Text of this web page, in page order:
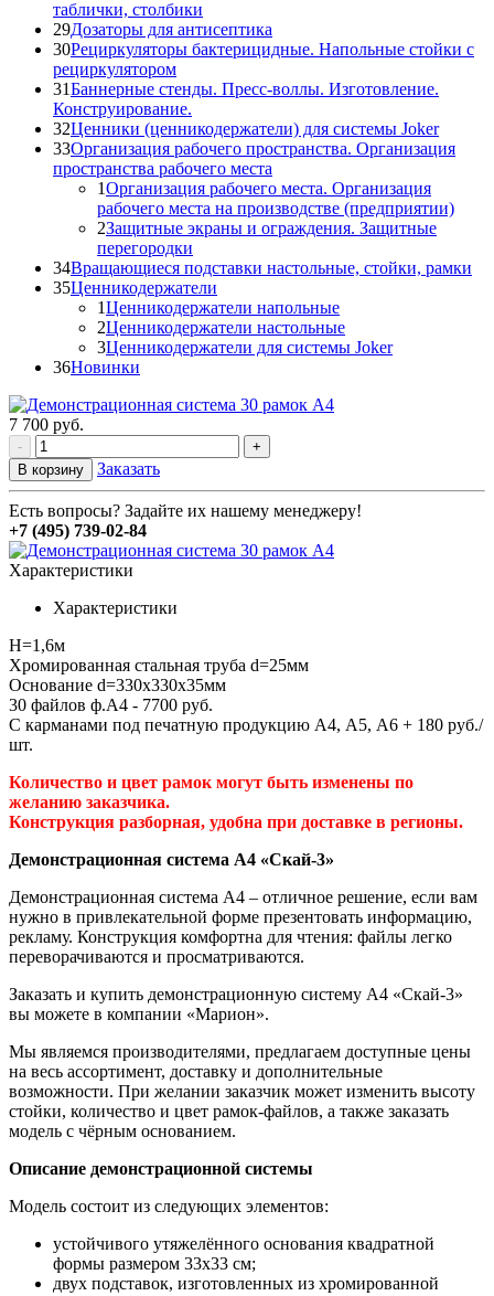
таблички, столбики
29Дозаторы для антисептика
30Рециркуляторы бактерицидные. Напольные стойки с
рециркулятором
31Баннерные стенды. Пресс-воллы. Изготовление.
Конструирование.
32Ценники (ценникодержатели) для системы Joker
33Организация рабочего пространства. Организация
пространства рабочего места
1Организация рабочего места. Организация
рабочего места на производстве (предприятии)
2Защитные экраны и ограждения. Защитные
перегородки
34Вращающиеся подставки настольные, стойки, рамки
35Ценникодержатели
1Ценникодержатели напольные
2Ценникодержатели настольные
3Ценникодержатели для системы Joker
36Новинки
7 700 руб.
-
+
В корзину
Заказать
Есть вопросы? Задайте их нашему менеджеру!
+7 (495) 739-02-84
Характеристики
Характеристики
H=1,6м
Хромированная стальная труба d=25мм
Основание d=330х330х35мм
30 файлов ф.А4 - 7700 руб.
С карманами под печатную продукцию А4, А5, А6 + 180 руб./
шт.
Количество и цвет рамок могут быть изменены по
желанию заказчика.
Конструкция разборная, удобна при доставке в регионы.
Демонстрационная система А4 «Скай-3»
Демонстрационная система А4 – отличное решение, если вам
нужно в привлекательной форме презентовать информацию,
рекламу. Конструкция комфортна для чтения: файлы легко
переворачиваются и просматриваются.
Заказать и купить демонстрационную систему А4 «Скай-3»
вы можете в компании «Марион».
Мы являемся производителями, предлагаем доступные цены
на весь ассортимент, доставку и дополнительные
возможности. При желании заказчик может изменить высоту
стойки, количество и цвет рамок-файлов, а также заказать
модель с чёрным основанием.
Описание демонстрационной системы
Модель состоит из следующих элементов:
устойчивого утяжелённого основания квадратной
формы размером 33х33 см;
двух подставок, изготовленных из хромированной